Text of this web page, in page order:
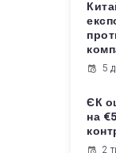
5
ЄК
на
2